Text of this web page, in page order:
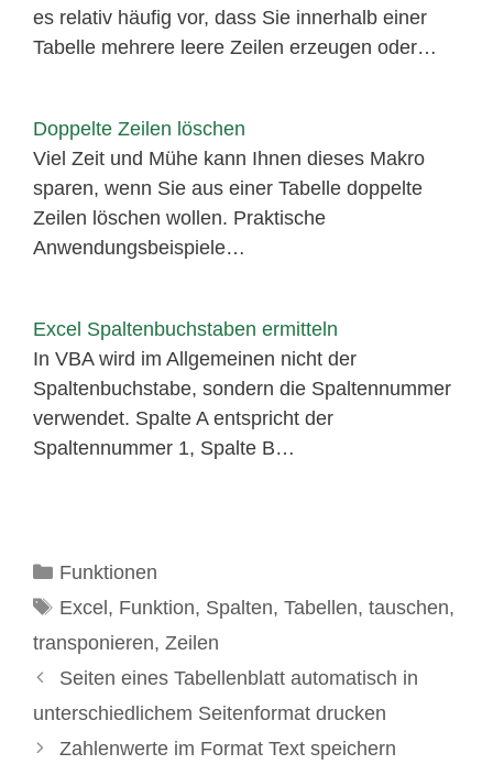
es relativ häufig vor, dass Sie innerhalb einer
Tabelle mehrere leere Zeilen erzeugen oder…
Doppelte Zeilen löschen
Viel Zeit und Mühe kann Ihnen dieses Makro
sparen, wenn Sie aus einer Tabelle doppelte
Zeilen löschen wollen. Praktische
Anwendungsbeispiele…
Excel Spaltenbuchstaben ermitteln
In VBA wird im Allgemeinen nicht der
Spaltenbuchstabe, sondern die Spaltennummer
verwendet. Spalte A entspricht der
Spaltennummer 1, Spalte B…
Kategorien
Funktionen
Schlagwörter
Excel, Funktion, Spalten, Tabellen, tauschen,
transponieren, Zeilen
Seiten eines Tabellenblatt automatisch in
unterschiedlichem Seitenformat drucken
Zahlenwerte im Format Text speichern